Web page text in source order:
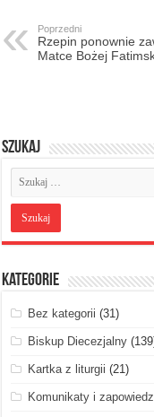
Poprzedni
Rzepin ponownie
Matce Bożej
Szukaj
Kategorie
Bez kategorii (31)
Biskup Diecezjalny
Kartka z liturgii (21)
Komunikaty i